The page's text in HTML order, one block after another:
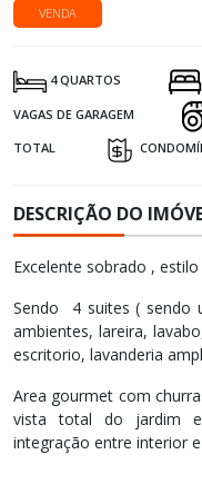
VENDA
4 QUARTOS
VAGAS DE GARAGEM
TOTAL
DESCRIÇÃO DO
Excelente sobrado ,
Sendo 4 suites ( sendo
ambientes, lareira,
escritorio, lavanderia
Area gourmet com
vista total do jardim e
integração entre interior